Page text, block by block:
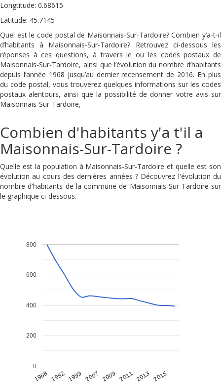
Longtitude: 0.68615
Latitude: 45.7145
Quel est le code postal de Maisonnais-Sur-Tardoire? Combien y’a-t-il
d’habitants à Maisonnais-Sur-Tardoire? Retrouvez ci-dessous les
réponses à ces questions, à travers le ou les codes postaux de
Maisonnais-Sur-Tardoire, ainsi que l’évolution du nombre d’habitants
depuis l’année 1968 jusqu’au dernier recensement de 2016. En plus
du code postal, vous trouverez quelques informations sur les codes
postaux alentours, ainsi que la possibilité de donner votre avis sur
Maisonnais-Sur-Tardoire,
Combien d'habitants y'a t'il a
Maisonnais-Sur-Tardoire ?
Quelle est la population à Maisonnais-Sur-Tardoire et quelle est son
évolution au cours des dernières années ? Découvrez l'évolution du
nombre d'habitants de la commune de Maisonnais-Sur-Tardoire sur
le graphique ci-dessous.
1968 1982 1999 2007 2009 2011 2013 2015
0
200
400
600
800